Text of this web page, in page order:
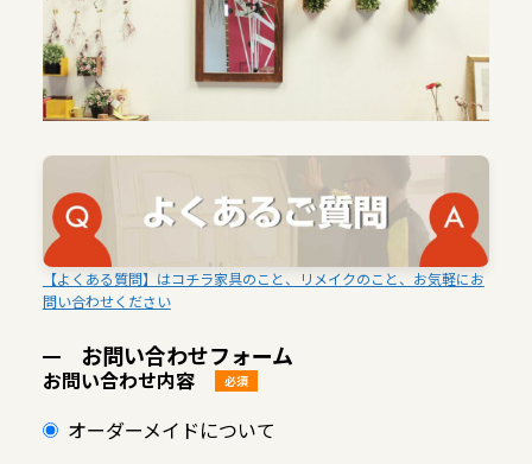
【よくある質問】はコチラ家具のこと、リメイクのこと、お気軽にお
問い合わせください
お問い合わせフォーム
お問い合わせ内容 必須
オーダーメイドについて